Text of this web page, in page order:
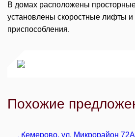
В домах расположены
установлены скоростные лифты
приспособления.
Похожие